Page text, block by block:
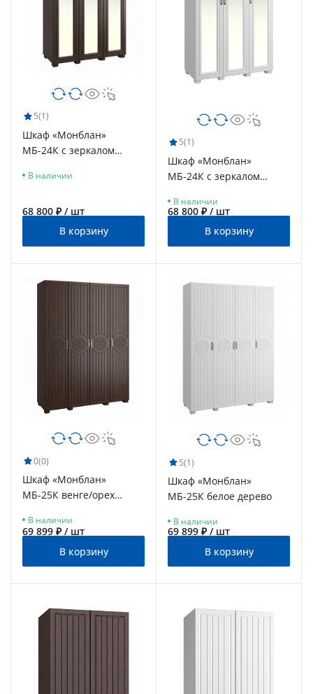
5(1)
Шкаф «Монблан»
МБ-24К с зеркалом
В наличии
68 800 ₽ / шт
В корзину
5(1)
Шкаф «Монблан»
МБ-24К с зеркалом
В наличии
68 800 ₽ / шт
В корзину
0(0)
Шкаф «Монблан»
МБ-25К венге/орех
В наличии
69 899 ₽ / шт
В корзину
5(1)
Шкаф «Монблан»
МБ-25К белое дерево
В наличии
69 899 ₽ / шт
В корзину